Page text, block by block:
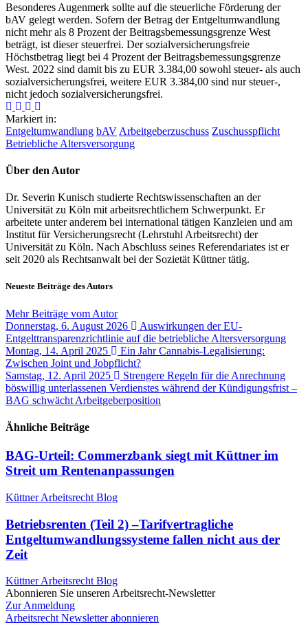
Besonderes Augenmerk sollte auf die steuerliche Förderung der
bAV gelegt werden. Sofern der Betrag der Entgeltumwandlung
nicht mehr als 8 Prozent der Beitragsbemessungsgrenze West
beträgt, ist dieser steuerfrei. Der sozialversicherungsfreie
Höchstbetrag liegt bei 4 Prozent der Beitragsbemessungsgrenze
West. 2022 sind damit bis zu EUR 3.384,00 sowohl steuer- als auch
sozialversicherungsfrei, weitere EUR 3.384,00 sind nur steuer-,
nicht jedoch sozialversicherungsfrei.
Markiert in:
Entgeltumwandlung bAV Arbeitgeberzuschuss Zuschusspflicht
Betriebliche Altersversorgung
Über den Autor
Dr. Severin Kunisch studierte Rechtswissenschaften an der
Universität zu Köln mit arbeitsrechtlichem Schwerpunkt. Er
arbeitete unter anderem bei international tätigen Kanzleien und am
Institut für Versicherungsrecht (Lehrstuhl Arbeitsrecht) der
Universität zu Köln. Nach Abschluss seines Referendariates ist er
seit 2020 als Rechtsanwalt bei der Sozietät Küttner tätig.
Neueste Beiträge des Autors
Mehr Beiträge vom Autor
Donnerstag, 6. August 2026
Auswirkungen der EU-
Entgelttransparenzrichtlinie auf die betriebliche Altersversorgung
Montag, 14. April 2025
Ein Jahr Cannabis-Legalisierung:
Zwischen Joint und Jobpflicht?
Samstag, 12. April 2025
Strengere Regeln für die Anrechnung
böswillig unterlassenen Verdienstes während der Kündigungsfrist –
BAG schwächt Arbeitgeberposition
Ähnliche Beiträge
BAG-Urteil: Commerzbank siegt mit Küttner im
Streit um Rentenanpassungen
Küttner Arbeitsrecht Blog
Betriebsrenten (Teil 2) –Tarifvertragliche
Entgeltumwandlungssysteme fallen nicht aus der
Zeit
Küttner Arbeitsrecht Blog
Abonnieren Sie unseren Arbeitsrecht-Newsletter
Zur Anmeldung
Arbeitsrecht Newsletter abonnieren